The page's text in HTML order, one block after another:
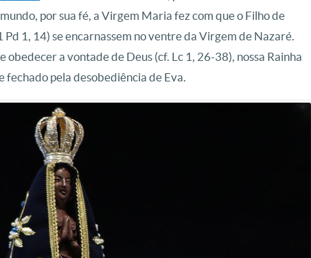
por sua fé, a Virgem Maria fez com que o Filho de
Pd 1, 14) se encarnassem no ventre da Virgem de Nazaré.
obedecer a vontade de Deus (cf. Lc 1, 26-38), nossa Rainha
fechado pela desobediência de Eva.